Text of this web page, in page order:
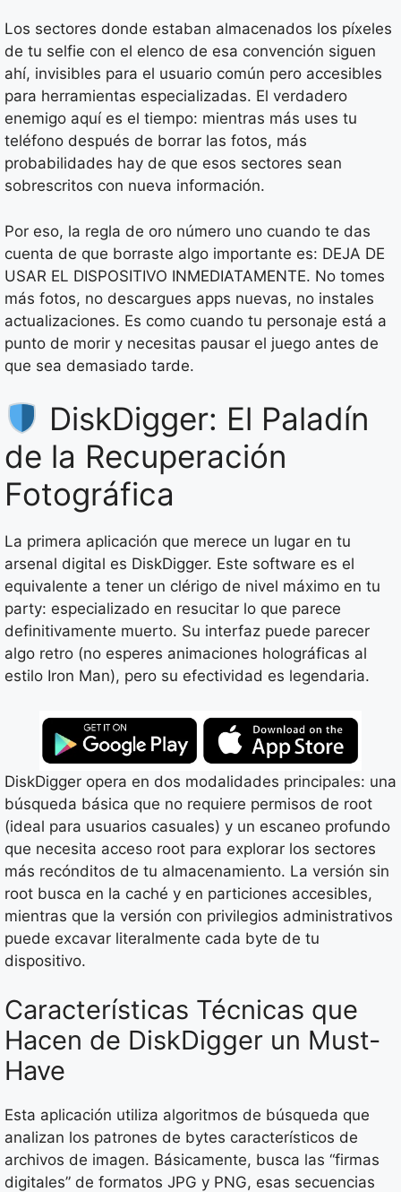
Los sectores donde estaban almacenados los píxeles
de tu selfie con el elenco de esa convención siguen
ahí, invisibles para el usuario común pero accesibles
para herramientas especializadas. El verdadero
enemigo aquí es el tiempo: mientras más uses tu
teléfono después de borrar las fotos, más
probabilidades hay de que esos sectores sean
sobrescritos con nueva información.
Por eso, la regla de oro número uno cuando te das
cuenta de que borraste algo importante es: DEJA DE
USAR EL DISPOSITIVO INMEDIATAMENTE. No tomes
más fotos, no descargues apps nuevas, no instales
actualizaciones. Es como cuando tu personaje está a
punto de morir y necesitas pausar el juego antes de
que sea demasiado tarde.
DiskDigger: El Paladín
de la Recuperación
Fotográfica
La primera aplicación que merece un lugar en tu
arsenal digital es DiskDigger. Este software es el
equivalente a tener un clérigo de nivel máximo en tu
party: especializado en resucitar lo que parece
definitivamente muerto. Su interfaz puede parecer
algo retro (no esperes animaciones holográficas al
estilo Iron Man), pero su efectividad es legendaria.
DiskDigger opera en dos modalidades principales: una
búsqueda básica que no requiere permisos de root
(ideal para usuarios casuales) y un escaneo profundo
que necesita acceso root para explorar los sectores
más recónditos de tu almacenamiento. La versión sin
root busca en la caché y en particiones accesibles,
mientras que la versión con privilegios administrativos
puede excavar literalmente cada byte de tu
dispositivo.
Características Técnicas que
Hacen de DiskDigger un Must-
Have
Esta aplicación utiliza algoritmos de búsqueda que
analizan los patrones de bytes característicos de
archivos de imagen. Básicamente, busca las “firmas
digitales” de formatos JPG y PNG, esas secuencias